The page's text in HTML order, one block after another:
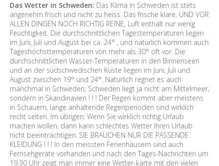
Das Wetter in Schweden: Das Klima in Schweden ist stets
angenehm frisch und nicht zu heiss. Das frische klare, UND VOR
ALLEN DINGEN NOCH RICHTIG REINE, Luft enthält nur wenig
Feuchtigkeit. Die durchschnittlichen Tagestemperaturen liegen
im Juni, Juli und August bei ca. 24° , und natürlich kommen auch
Tageshöchsttemperaturen von mehr als 30° oft vor. Die
durchschnittlichen Wasser-Temperaturen in den Binnenseen
und an der südschwedischen Küste liegen im Juni, Juli und
August zwischen 19° und 24°. Naturlich regnet es auch
manchmal in Schweden, Schweden liegt ja nicht am Mittelmeer,
sondern in Skandinavien ! ! ! Der Regen kommt aber meistens
in Schauern, lange anhaltende Regenperioden sind wirklich
recht selten. Im übrigen: Wenn Sie wirklich richtig Urlaub
machen wollen, dann kann schlechtes Wetter Ihren Urlaub
nicht beeinträchtigen. SIE BRAUCHEN NUR DIE PASSENDE
KLEIDUNG ! ! ! In den meissten Ferienhäusern sind auch
Fernsehgeräte vorhanden und nach den Tages-Nachrichten um
19.30 Uhr zeigt man immer eine Wetter-karte mit den vielen